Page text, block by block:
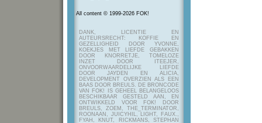
All content © 1999-2026 FOK!
DANK, LICENTIE EN
AUTEURSRECHT: KOFFIE EN
GEZELLIGHEID DOOR YVONNE,
KOEKJES MET LIEFDE GEBAKKEN
DOOR KNORRETJE, TOMELOZE
INZET DOOR ITEEJER,
ONVOORWAARDELIJKE LIEFDE
DOOR JAYDEN EN ALICIA,
DEVELOPMENT OVERZIEN ALS EEN
BAAS DOOR BREULS. DE BRONCODE
VAN FOK! IS GEHEEL BELANGELOOS
BESCHIKBAAR GESTELD AAN, EN
ONTWIKKELD VOOR FOK! DOOR
BREULS, ZOEM, THE_TERMINATOR,
ROONAAN, JUICYHIL, LIGHT, FAUX.,
FYAH, KNUT, RICKMANS, STEPHAN